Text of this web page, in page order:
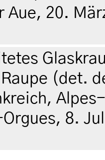
Aue, 20.
(det.
8.